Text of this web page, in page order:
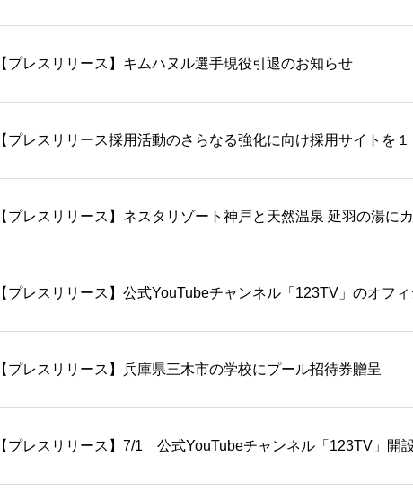
【プレスリリース】キムハヌル選手現役引退のお知らせ
【プレスリリース採用活動のさらなる強化に向け採用サイトを
【プレスリリース】ネスタリゾート神戸と天然温泉 延羽の湯に
【プレスリリース】公式YouTubeチャンネル「123TV」のオフ
【プレスリリース】兵庫県三木市の学校にプール招待券贈呈
【プレスリリース】7/1 公式YouTubeチャンネル「123TV」開